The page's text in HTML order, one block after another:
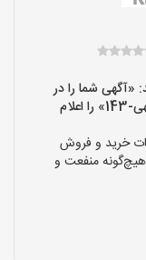
«آگهی شما را در
سایت «کارتن سازی ها» دیده ام و کد «آگهی-143» را اعلام
خرید و فروش
منفعت و